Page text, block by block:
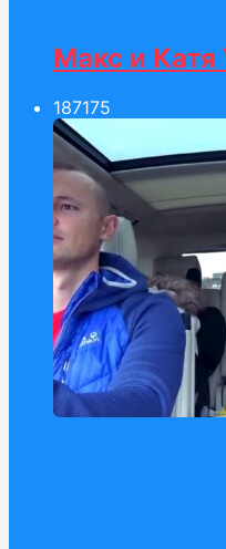
Макс и Катя
187175